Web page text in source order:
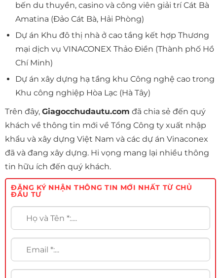
bến du thuyền, casino và công viên giải trí Cát Bà
Amatina (Đảo Cát Bà, Hải Phòng)
Dự án Khu đô thị nhà ở cao tầng kết hợp Thương
mại dịch vụ VINACONEX Thảo Điền (Thành phố Hồ
Chí Minh)
Dự án xây dựng hạ tầng khu Công nghệ cao trong
Khu công nghiệp Hòa Lạc (Hà Tây)
Trên đây, Giagocchudautu.com đã chia sẻ đến quý
khách về thông tin mới về Tổng Công ty xuất nhập
khẩu và xây dựng Việt Nam và các dự án Vinaconex
đã và đang xây dựng. Hi vọng mang lại nhiều thông
tin hữu ích đến quý khách.
ĐĂNG KÝ NHẬN THÔNG TIN MỚI NHẤT TỪ CHỦ
ĐẦU TƯ